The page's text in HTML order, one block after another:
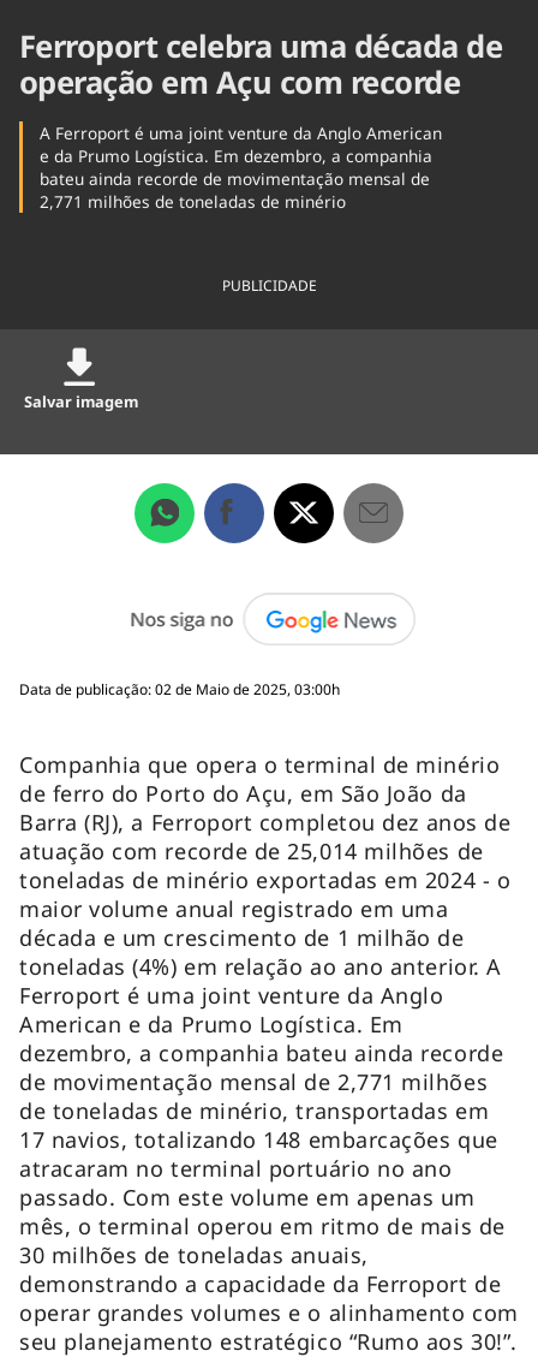
Ferroport celebra uma década de
operação em Açu com recorde
A Ferroport é uma joint venture da Anglo American
e da Prumo Logística. Em dezembro, a companhia
bateu ainda recorde de movimentação mensal de
2,771 milhões de toneladas de minério
PUBLICIDADE
Salvar imagem
Data de publicação: 02 de Maio de 2025, 03:00h
Companhia que opera o terminal de minério
de ferro do Porto do Açu, em São João da
Barra (RJ), a Ferroport completou dez anos de
atuação com recorde de 25,014 milhões de
toneladas de minério exportadas em 2024 - o
maior volume anual registrado em uma
década e um crescimento de 1 milhão de
toneladas (4%) em relação ao ano anterior. A
Ferroport é uma joint venture da Anglo
American e da Prumo Logística. Em
dezembro, a companhia bateu ainda recorde
de movimentação mensal de 2,771 milhões
de toneladas de minério, transportadas em
17 navios, totalizando 148 embarcações que
atracaram no terminal portuário no ano
passado. Com este volume em apenas um
mês, o terminal operou em ritmo de mais de
30 milhões de toneladas anuais,
demonstrando a capacidade da Ferroport de
operar grandes volumes e o alinhamento com
seu planejamento estratégico “Rumo aos 30!”.